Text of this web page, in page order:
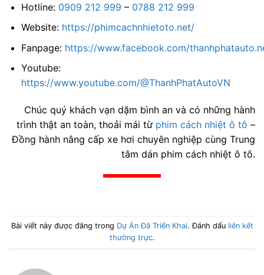
Hotline: 0909 212 999 – 0788 212 999
Website: https://phimcachnhietoto.net/
Fanpage: https://www.facebook.com/
Youtube:
https://www.youtube.com/@ThanhPhatAutoVN
Chúc quý khách vạn dặm bình an và có những hành
trình thật an toàn, thoải mái từ phim cách nhiệt ô tô –
Đồng hành nâng cấp xe hơi chuyên nghiệp cùng Trung
tâm dán phim cách nhiệt ô tô.
Bài viết này được đăng trong Dự Án Đã Triển Khai. Đánh dấu liên kết
thường trực.